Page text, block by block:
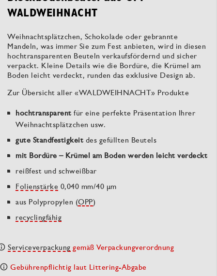
WALDWEIHNACHT
Weihnachtsplätzchen, Schokolade oder gebrannte
Mandeln, was immer Sie zum Fest anbieten, wird in diesen
hochtransparenten Beuteln verkaufsfördernd und sicher
verpackt. Kleine Details wie die Bordüre, die Krümel am
Boden leicht verdeckt, runden das exklusive Design ab.
Zur Übersicht aller «WALDWEIHNACHT» Produkte
hochtransparent für eine perfekte Präsentation Ihrer
Weihnachtsplätzchen usw.
gute Standfestigkeit des gefüllten Beutels
mit Bordüre – Krümel am Boden werden leicht verdeckt
reißfest und schweißbar
Folienstärke 0,040 mm/40 µm
aus Polypropylen (OPP)
recyclingfähig
Serviceverpackung gemäß Verpackungverordnung
Gebührenpflichtig laut Littering-Abgabe